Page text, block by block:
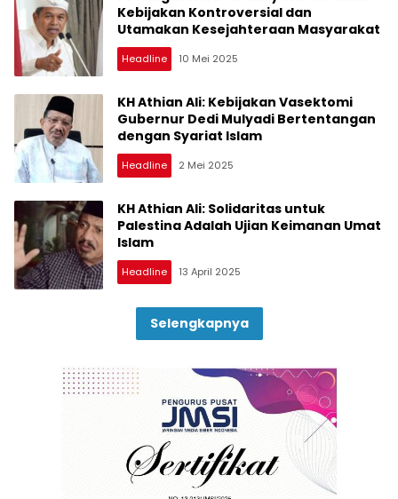
Kebijakan Kontroversial dan
Utamakan Kesejahteraan Masyarakat
Headline 10 Mei 2025
KH Athian Ali: Kebijakan Vasektomi
Gubernur Dedi Mulyadi Bertentangan
dengan Syariat Islam
Headline 2 Mei 2025
KH Athian Ali: Solidaritas untuk
Palestina Adalah Ujian Keimanan Umat
Islam
Headline 13 April 2025
Selengkapnya